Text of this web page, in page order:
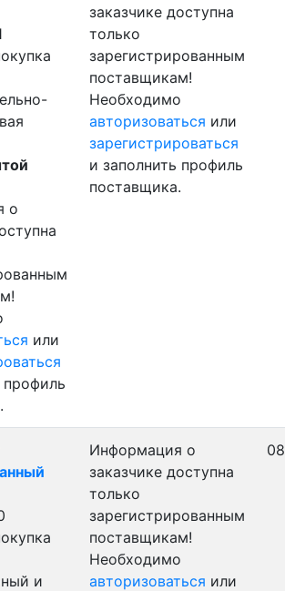
о
или
профиль
заказчике доступна
только
зарегистрированным
поставщикам!
Необходимо
авторизоваться или
зарегистрироваться
и заполнить профиль
поставщика.
и
Информация о
заказчике доступна
только
зарегистрированным
поставщикам!
Необходимо
авторизоваться или